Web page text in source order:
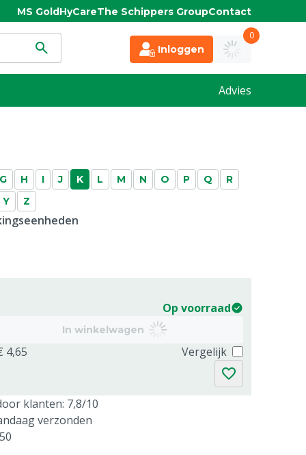
MS GoldHyCareThe Schippers GroupContact
Inloggen
0
Advies
G H I J K L M N O P Q
R
Y Z
Op voorraad
In winkelwagen
4,65 Vergelijk
klanten: 7,8/10
verzonden